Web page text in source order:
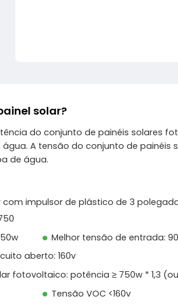
solar?
do conjunto de painéis solares
A tensão do conjunto de painéis
de água.
impulsor de plástico de 3
Melhor tensão de entrada:
aberto: 160v
fotovoltaico: potência ≥ 750w * 1,3
Tensão VOC <160v